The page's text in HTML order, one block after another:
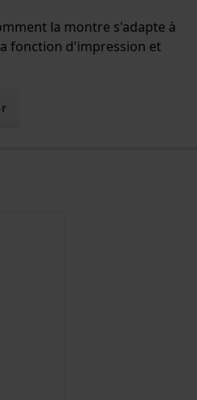
la montre s'adapte à
fonction d'impression et